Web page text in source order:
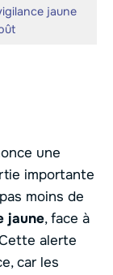
jaune
une
importante
moins de
jaune, face à
alerte
car les